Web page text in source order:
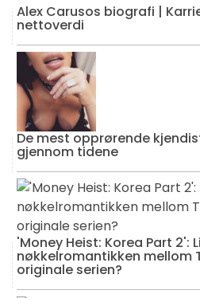
Alex Carusos biografi |
nettoverdi
De mest opprørende
gjennom tidene
'Money Heist: Korea Part 2':
nøkkelromantikken mellom
originale serien?